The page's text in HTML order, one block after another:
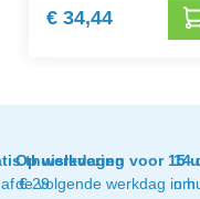
€ 34,44
thuislevering
€ 29
Op werkdagen voor 15
de volgende werkdag in
14
om